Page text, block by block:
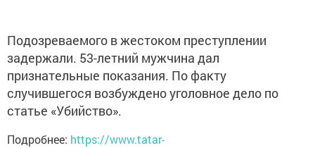
Подозреваемого в жестоком преступлении
задержали. 53-летний мужчина дал
признательные показания. По факту
случившегося возбуждено уголовное дело по
статье «Убийство».
Подробнее: https://www.tatar-